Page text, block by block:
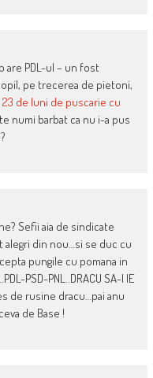
are PDL-ul – un fost
pe trecerea de pietoni,
23 de luni de puscarie cu
numi barbat ca nu i-a pus
Sefii aia de sindicate
alegri din nou…si se duc cu
pungile cu pomana in
PSD-PNL..DRACU SA-I IE
de rusine dracu…pai anu
de Base !